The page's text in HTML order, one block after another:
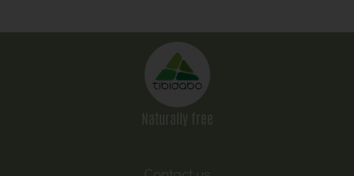
Naturally free